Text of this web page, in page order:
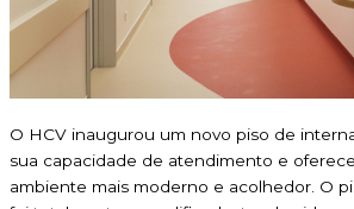
O HCV inaugurou um novo piso de
sua capacidade de atendimento e
ambiente mais moderno e acolhedor. O